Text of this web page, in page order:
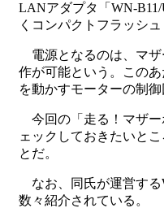
LANアダプタ「WN-
くコンパクトフラッシ
電源となるのは、マザ
作が可能という。この
を動かすモーターの制
今回の「走る！マザー
ェックしておきたいと
とだ。
なお、同氏が運営する
数々紹介されている。